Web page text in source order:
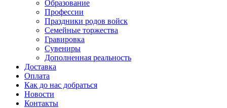
Образование
Профессии
Праздники родов войск
Семейные торжества
Гравировка
Сувениры
Дополненная реальность
Доставка
Оплата
Как до нас добраться
Новости
Контакты